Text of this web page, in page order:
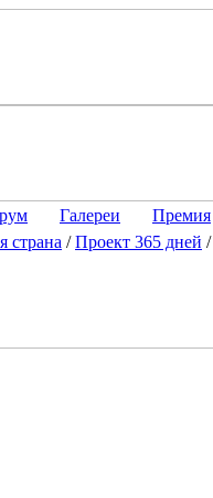
Галереи Премия
страна /Проект 365 дней /